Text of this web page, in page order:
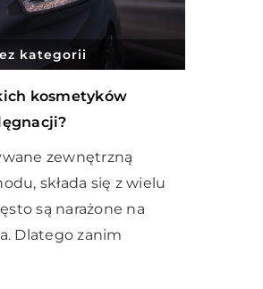
kategorii
kosmetyków
zewnętrzną
składa się z wielu
są narażone na
Dlatego zanim